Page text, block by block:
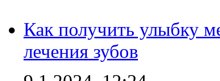
Как получить улыбку
лечения зубов